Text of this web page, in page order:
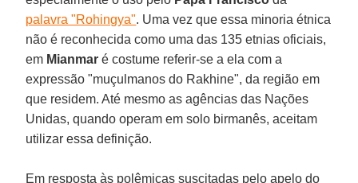
palavra "Rohingya". Uma vez que essa minoria étnica
não é reconhecida como uma das 135 etnias oficiais,
em Mianmar é costume referir-se a ela com a
expressão "muçulmanos do Rakhine", da região em
que residem. Até mesmo as agências das Nações
Unidas, quando operam em solo birmanês, aceitam
utilizar essa definição.
Em resposta às polêmicas suscitadas pelo apelo do